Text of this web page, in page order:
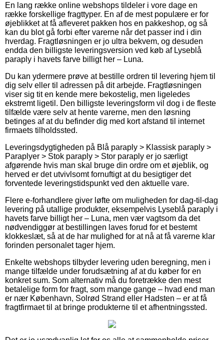
En lang række online webshops tildeler i vore dage en
række forskellige fragttyper. En af de mest populære er for
øjeblikket at få afleveret pakken hos en pakkeshop, og så
kan du blot gå forbi efter varerne når det passer ind i din
hverdag. Fragtløsningen er jo ultra bekvem, og desuden
endda den billigste leveringsversion ved køb af Lyseblå
paraply i havets farve billigt her – Luna.
Du kan ydermere prøve at bestille ordren til levering hjem til
dig selv eller til adressen på dit arbejde. Fragtløsningen
viser sig tit en kende mere bekostelig, men ligeledes
ekstremt ligetil. Den billigste leveringsform vil dog i de fleste
tilfælde være selv at hente varerne, men den løsning
betinges af at du befinder dig med kort afstand til internet
firmaets tilholdssted.
Leveringsdygtigheden på Blå paraply > Klassisk paraply >
Paraplyer > Stok paraply > Stor paraply er jo særligt
afgørende hvis man skal bruge din ordre om et øjeblik, og
herved er det utvivlsomt fornuftigt at du besigtiger det
forventede leveringstidspunkt ved den aktuelle vare.
Flere e-forhandlere giver løfte om muligheden for dag-til-dag
levering på utallige produkter, eksempelvis Lyseblå paraply i
havets farve billigt her – Luna, men vær vagtsom da det
nødvendiggør at bestillingen laves forud for et bestemt
klokkeslæt, så at de har mulighed for at nå at få varerne klar
forinden personalet tager hjem.
Enkelte webshops tilbyder levering uden beregning, men i
mange tilfælde under forudsætning af at du køber for en
konkret sum. Som alternativ må du foretrække den mest
betalelige form for fragt, som mange gange – hvad end man
er nær København, Solrød Strand eller Hadsten – er at få
fragtfirmaet til at bringe produkterne til et afhentningssted.